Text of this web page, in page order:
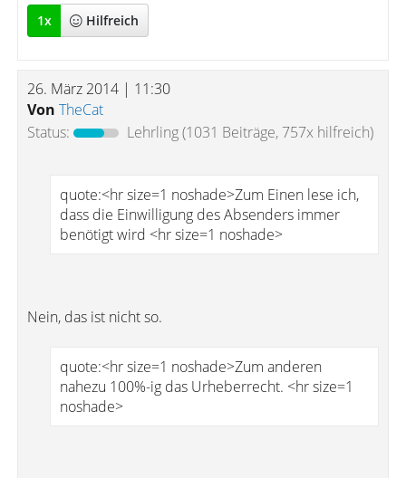
1x Hilfreich
26. März 2014 | 11:30
Von TheCat
Status:
Lehrling(1031 Beiträge, 757x hilfreich)
quote:<hr size=1 noshade>Zum Einen lese ich,
dass die Einwilligung des Absenders immer
benötigt wird <hr size=1 noshade>
Nein, das ist nicht so.
quote:<hr size=1 noshade>Zum anderen
nahezu 100%-ig das Urheberrecht. <hr size=1
noshade>